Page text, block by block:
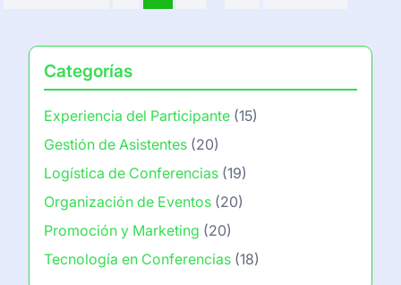
Categorías
Experiencia del Participante (15)
Gestión de Asistentes (20)
Logística de Conferencias (19)
Organización de Eventos (20)
Promoción y Marketing (20)
Tecnología en Conferencias (18)